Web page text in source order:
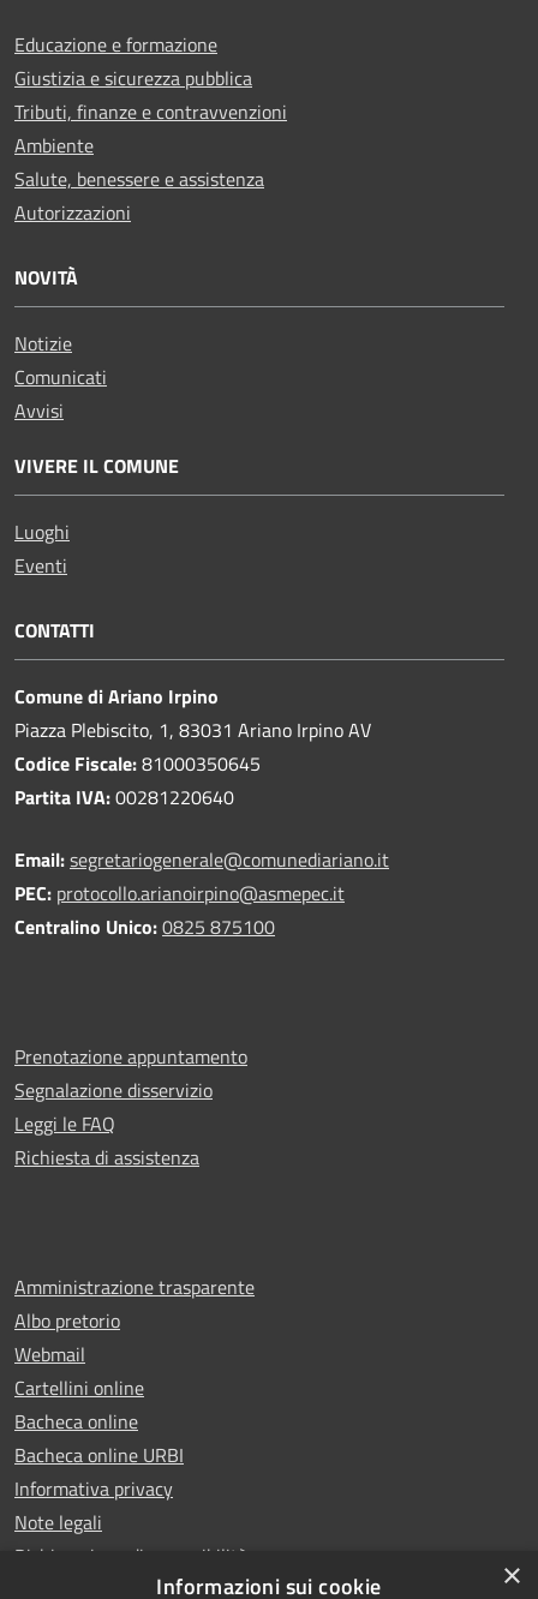
Educazione e formazione
Giustizia e sicurezza pubblica
Tributi, finanze e contravvenzioni
Ambiente
Salute, benessere e assistenza
Autorizzazioni
NOVITÀ
Notizie
Comunicati
Avvisi
VIVERE IL COMUNE
Luoghi
Eventi
CONTATTI
Comune di Ariano Irpino
Piazza Plebiscito, 1, 83031 Ariano Irpino AV
Codice Fiscale:81000350645
Partita IVA:00281220640
Email:segretariogenerale@comunediariano.it
PEC: protocollo.arianoirpino@asmepec.it
Centralino Unico:0825 875100
Prenotazione appuntamento
Segnalazione disservizio
Leggi le FAQ
Richiesta di assistenza
Amministrazione trasparente
Albo pretorio
Webmail
Cartellini online
Bacheca online
Bacheca online URBI
Informativa privacy
Note legali
Dichiarazione di accessibilità
×
Informazioni sui cookie